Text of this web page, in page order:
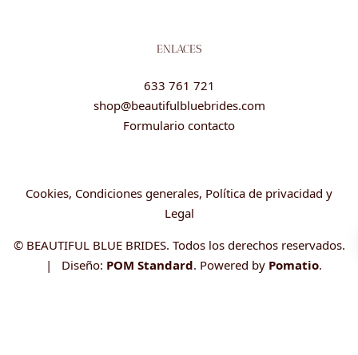
ENLACES
633 761 721
shop@beautifulbluebrides.com
Formulario contacto
Cookies, Condiciones generales, Política de privacidad y
Legal
© BEAUTIFUL BLUE BRIDES. Todos los derechos reservados.
| Diseño: POM Standard. Powered by Pomatio.